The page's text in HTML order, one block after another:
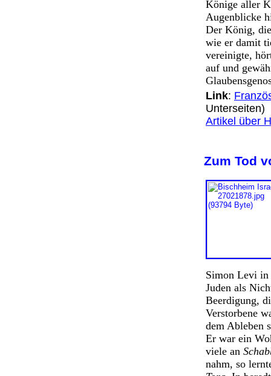
Könige aller
Augenblicke
Der König,
wie er damit
vereinigte,
auf und
Link:
Artikel über
Zum Tod
Simon Levi in
Juden als
Beerdigung,
Verstorbene
dem Ableben
Er war ein
viele an
nahm, so